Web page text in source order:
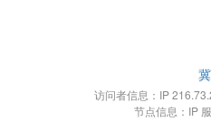
访问者信息：IP
节点信息：IP